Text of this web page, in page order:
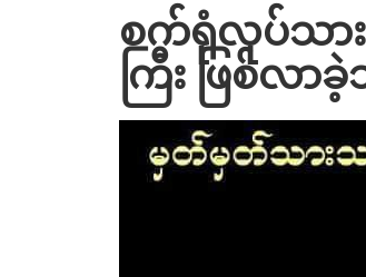
စက်ရုံလုပ်သား
ကြီး ဖြစ်လာ